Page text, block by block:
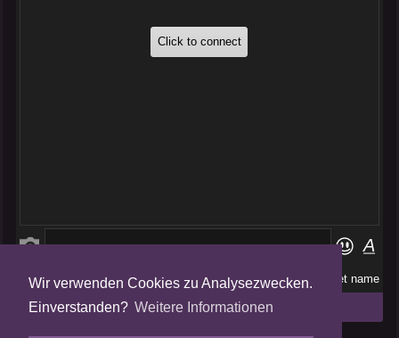
Wir verwenden Cookies zu Analysezwecken.
Einverstanden? Weitere Informationen
Folge uns auf